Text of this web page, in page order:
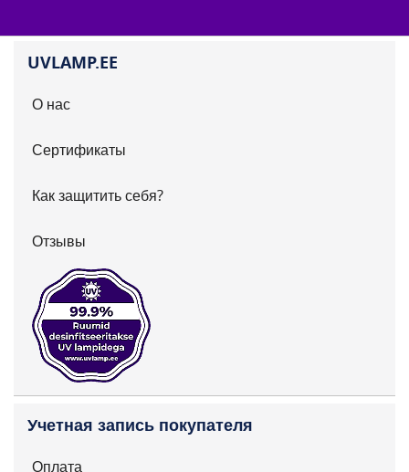
UVLAMP.EE
О нас
Сертификаты
Как защитить себя?
Отзывы
Учетная запись покупателя
Оплата